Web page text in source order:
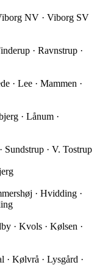
NV · Viborg SV
· Ravnstrup ·
· Lee · Mammen ·
· Lånum ·
Sundstrup · V. Tostrup
· Hvidding ·
· Kvols · Kølsen ·
· Kølvrå · Lysgård ·